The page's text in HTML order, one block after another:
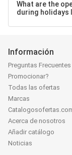
What are the
during holidays
Información
Preguntas Frecuentes
Promocionar?
Todas las ofertas
Marcas
Acerca de nosotros
Añadir catálogo
Noticias